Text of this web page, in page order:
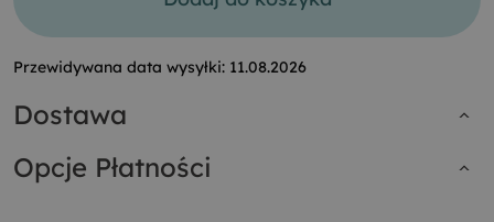
Przewidywana data wysyłki: 11.08.2026
Dostawa
Opcje Płatności